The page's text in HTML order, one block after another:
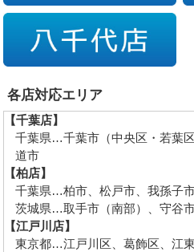
各店対応エリア
【千葉店】
千葉県…千葉市（中央区・若葉
道市
【柏店】
千葉県…柏市、松戸市、我孫子
茨城県…取手市（南部）、守谷市
【江戸川店】
東京都…江戸川区、葛飾区、江